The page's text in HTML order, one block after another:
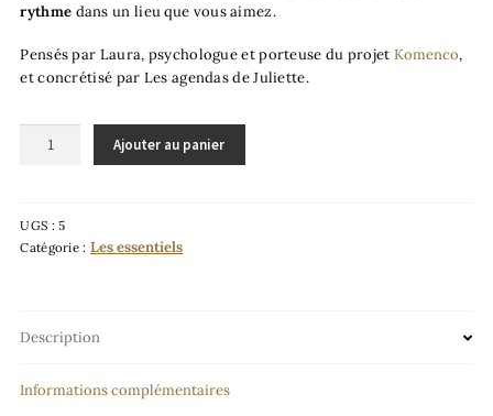
rythme dans un lieu que vous aimez.
Pensés par Laura, psychologue et porteuse du projet Komenco,
et concrétisé par Les agendas de Juliette.
Ajouter au panier
UGS :5
Catégorie : Les essentiels
Description
Informations complémentaires